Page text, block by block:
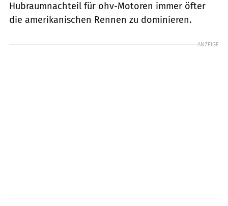
Hubraumnachteil für ohv-Motoren immer öfter
die amerikanischen Rennen zu dominieren.
ANZEIGE